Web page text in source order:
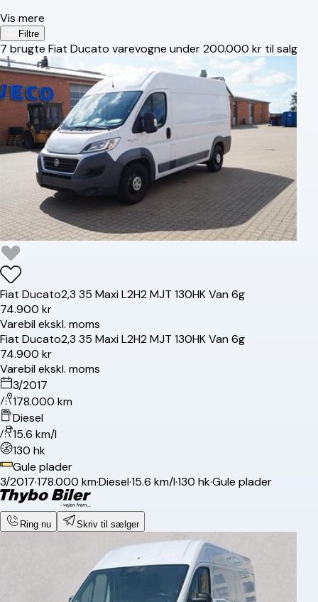
Vis mere
Filtre
7 brugte Fiat Ducato varevogne under 200.000 kr til salg
Fiat Ducato2,3 35 Maxi L2H2 MJT 130HK Van 6g
74.900 kr
Varebil ekskl. moms
Fiat Ducato2,3 35 Maxi L2H2 MJT 130HK Van 6g
74.900 kr
Varebil ekskl. moms
3/2017
178.000 km
Diesel
15.6 km/l
130 hk
Gule plader
3/2017·178.000 km·Diesel·15.6 km/l·130 hk·Gule plader
Ring nu Skriv til sælger